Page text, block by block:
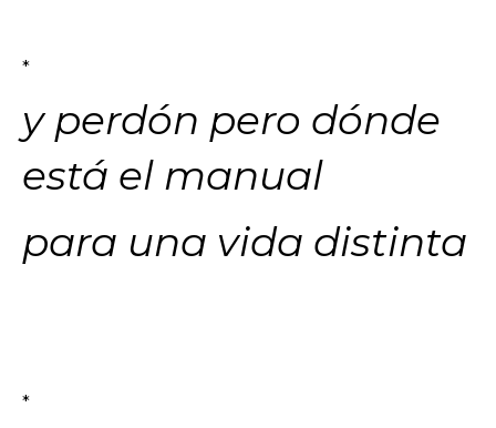
*
y perdón pero dónde
está el manual
para una vida distinta
*